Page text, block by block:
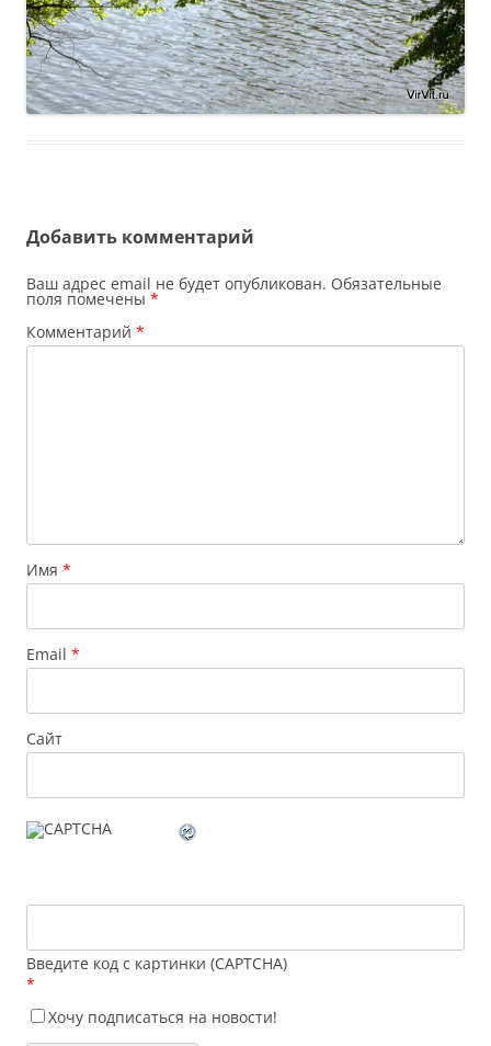
Добавить комментарий
Ваш адрес email не будет опубликован. Обязательные
поля помечены *
Комментарий *
Имя *
Email *
Сайт
Введите код с картинки (CAPTCHA)
*
Хочу подписаться на новости!